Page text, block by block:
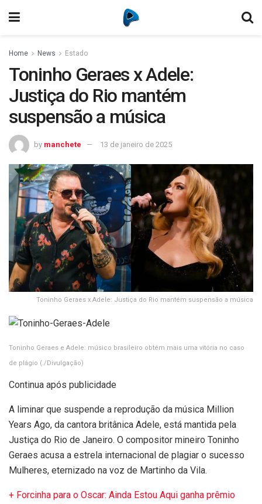
Home News Estado
Toninho Geraes x Adele:
Justiça do Rio mantém
suspensão a música
by manchete 13 de janeiro de 2025
Toninho Geraes x Adele: Justiça do Rio mantém suspensão a música
Toninho Geraes e Adele: músico brasileiro obtém mais uma vitória no caso
de plágio (./Divulgação)
Continua após publicidade
A liminar que suspende a reprodução da música Million
Years Ago, da cantora britânica Adele, está mantida pela
Justiça do Rio de Janeiro. O compositor mineiro Toninho
Geraes acusa a estrela internacional de plagiar o sucesso
Mulheres, eternizado na voz de Martinho da Vila.
+ Forcinha para o Oscar: Ainda Estou Aqui ganha prêmio